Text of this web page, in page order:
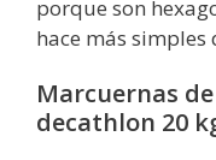
porque son
hace más
Marcuernas
decathlon 20